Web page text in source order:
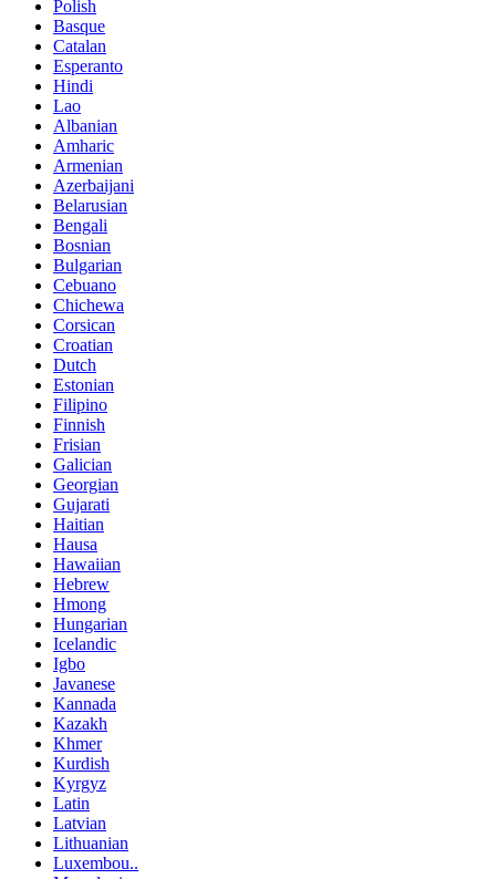
Polish
Basque
Catalan
Esperanto
Hindi
Lao
Albanian
Amharic
Armenian
Azerbaijani
Belarusian
Bengali
Bosnian
Bulgarian
Cebuano
Chichewa
Corsican
Croatian
Dutch
Estonian
Filipino
Finnish
Frisian
Galician
Georgian
Gujarati
Haitian
Hausa
Hawaiian
Hebrew
Hmong
Hungarian
Icelandic
Igbo
Javanese
Kannada
Kazakh
Khmer
Kurdish
Kyrgyz
Latin
Latvian
Lithuanian
Luxembou..